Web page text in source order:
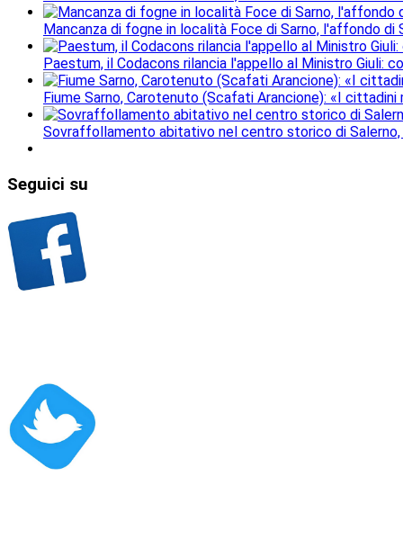
Mancanza di fogne in località Foce di Sarno, l'affondo di
Paestum, il Codacons rilancia l'appello al Ministro Giuli:
Fiume Sarno, Carotenuto (Scafati Arancione): «I
Sovraffollamento abitativo nel centro storico di
Seguici su